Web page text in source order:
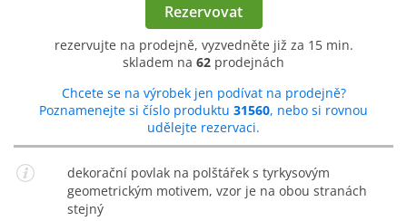
Rezervovat
rezervujte na prodejně, vyzvedněte již za 15 min.
skladem na 62 prodejnách
Chcete se na výrobek jen podívat na prodejně?
Poznamenejte si číslo produktu 31560, nebo si rovnou
udělejte rezervaci.
dekorační povlak na polštářek s tyrkysovým
geometrickým motivem, vzor je na obou stranách
stejný